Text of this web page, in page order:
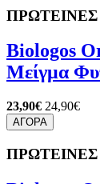
ΠΡΩΤΕΙΝΕΣ
Biologos
Μείγμα
23,90€ 24,90€
ΑΓΟΡΑ
ΠΡΩΤΕΙΝΕΣ